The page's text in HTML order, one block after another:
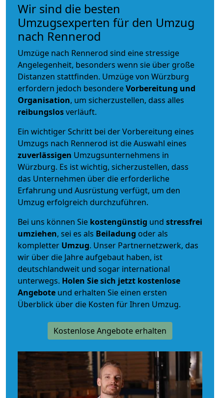
Wir sind die besten
Umzugsexperten für den Umzug
nach Rennerod
Umzüge nach Rennerod sind eine stressige
Angelegenheit, besonders wenn sie über große
Distanzen stattfinden. Umzüge von Würzburg
erfordern jedoch besondereVorbereitung und
Organisation, um sicherzustellen, dass alles
reibungslosverläuft.
Ein wichtiger Schritt bei der Vorbereitung eines
Umzugs nach Rennerod ist die Auswahl eines
zuverlässigen Umzugsunternehmens in
Würzburg. Es ist wichtig, sicherzustellen, dass
das Unternehmen über die erforderliche
Erfahrung und Ausrüstung verfügt, um den
Umzug erfolgreich durchzuführen.
Bei uns können Sie kostengünstig und stressfrei
umziehen, sei es als Beiladung oder als
kompletter Umzug. Unser Partnernetzwerk, das
wir über die Jahre aufgebaut haben, ist
deutschlandweit und sogar international
unterwegs. Holen Sie sich jetzt kostenlose
Angebote und erhalten Sie einen ersten
Überblick über die Kosten für Ihren Umzug.
Kostenlose Angebote erhalten